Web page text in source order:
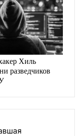
Хиль
разведчиков